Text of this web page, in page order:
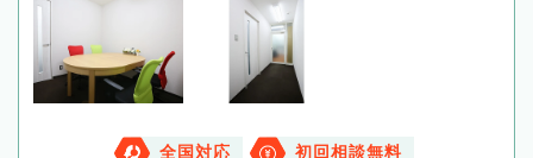
全国対応 初回相談無料